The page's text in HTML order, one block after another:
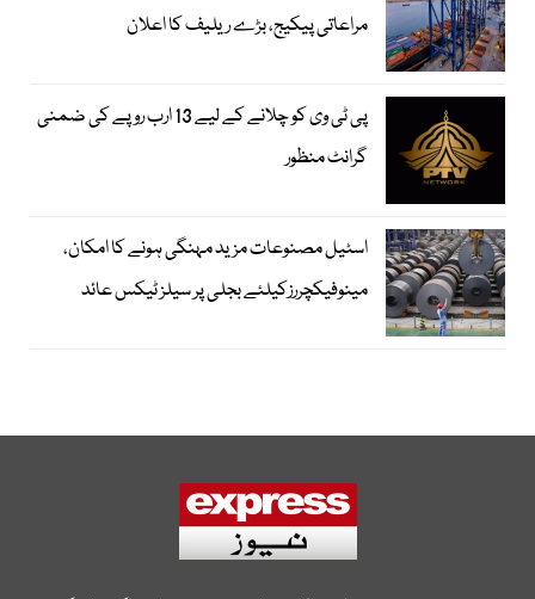
مراعاتی پیکیج، بڑے ریلیف کا اعلان
پی ٹی وی کو چلانے کے لیے 13 ارب روپے کی ضمنی
گرانٹ منظور
اسٹیل مصنوعات مزید مہنگی ہونے کا امکان،
مینوفیکچررزکیلئے بجلی پر سیلز ٹیکس عائد